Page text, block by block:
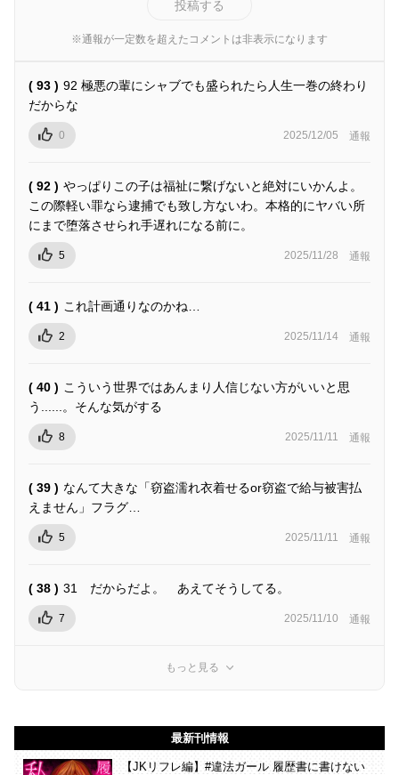
投稿する
※通報が一定数を超えたコメントは非表示になります
( 93 ) 92 極悪の輩にシャブでも盛られたら人生一巻の終わり
だからな
0 2025/12/05 通報
( 92 ) やっぱりこの子は福祉に繋げないと絶対にいかんよ。
この際軽い罪なら逮捕でも致し方ないわ。本格的にヤバい所
にまで堕落させられ手遅れになる前に。
5 2025/11/28 通報
( 41 ) これ計画通りなのかね…
2 2025/11/14 通報
( 40 ) こういう世界ではあんまり人信じない方がいいと思
う......。そんな気がする
8 2025/11/11 通報
( 39 ) なんて大きな「窃盗濡れ衣着せるor窃盗で給与被害払
えません」フラグ…
5 2025/11/11 通報
( 38 ) 31 だからだよ。 あえてそうしてる。
7 2025/11/10 通報
もっと見る
最新刊情報
【JKリフレ編】#違法ガール 履歴書に書けない